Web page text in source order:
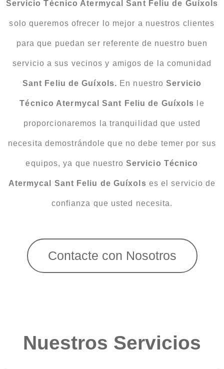
Servicio Técnico Atermycal Sant Feliu de Guíxols
solo queremos ofrecer lo mejor a nuestros clientes
para que puedan ser referente de nuestro buen
servicio a sus vecinos y amigos de la comunidad
Sant Feliu de Guíxols. En nuestroServicio
Técnico Atermycal Sant Feliu de Guíxols le
proporcionaremos la tranquilidad que usted
necesita demostrándole que no debe temer por sus
equipos, ya que nuestro Servicio Técnico
Atermycal Sant Feliu de Guíxols es el servicio de
confianza que usted necesita.
Contacte con Nosotros
Nuestros Servicios